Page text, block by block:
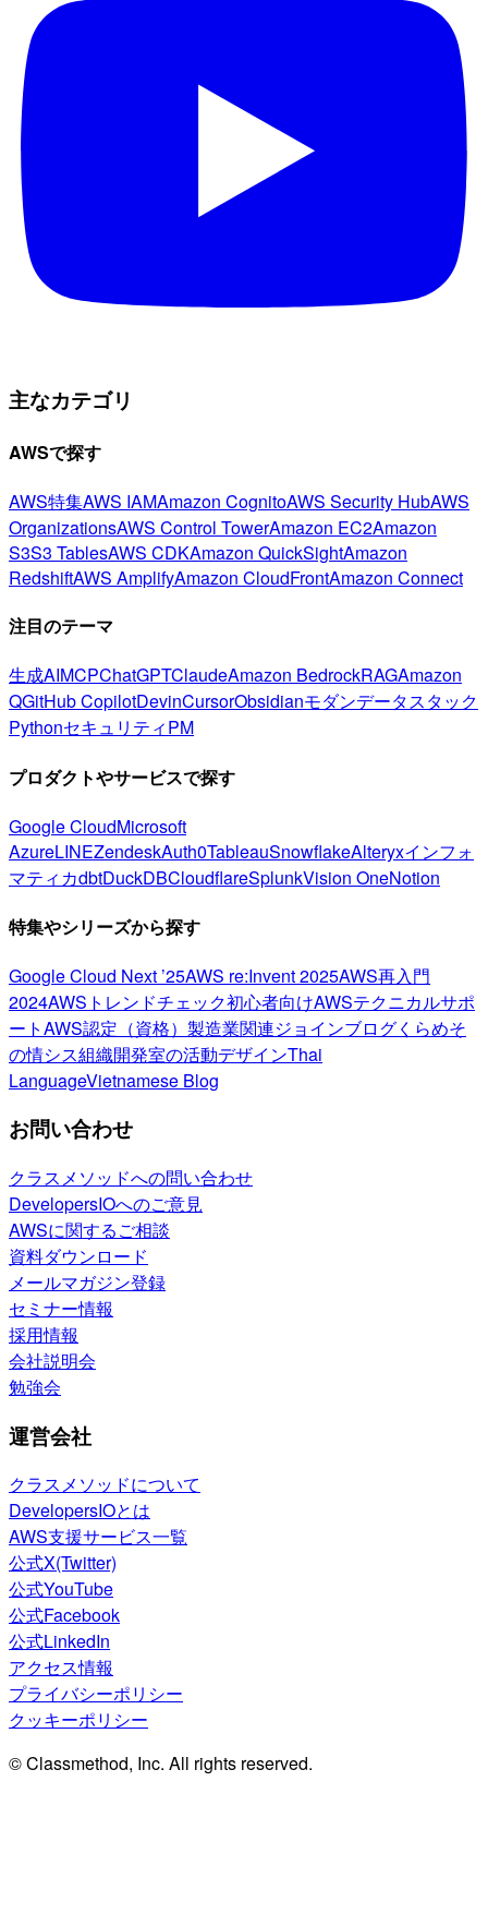
主なカテゴリ
AWSで探す
AWS特集AWS IAMAmazon CognitoAWS Security HubAWS
OrganizationsAWS Control TowerAmazon EC2Amazon
S3S3 TablesAWS CDKAmazon QuickSightAmazon
RedshiftAWS AmplifyAmazon CloudFrontAmazon Connect
注目のテーマ
生成AIMCPChatGPTClaudeAmazon BedrockRAGAmazon
QGitHub CopilotDevinCursorObsidianモダンデータスタック
PythonセキュリティPM
プロダクトやサービスで探す
Google CloudMicrosoft
AzureLINEZendeskAuth0TableauSnowflakeAlteryxインフォ
マティカdbtDuckDBCloudflareSplunkVision OneNotion
特集やシリーズから探す
Google Cloud Next ’25AWS re:Invent 2025AWS再入門
2024AWSトレンドチェック初心者向けAWSテクニカルサポ
ートAWS認定（資格） 製造業関連ジョインブログくらめそ
の情シス組織開発室の活動デザインThai
LanguageVietnamese Blog
お問い合わせ
クラスメソッドへの問い合わせ
DevelopersIOへのご意見
AWSに関するご相談
資料ダウンロード
メールマガジン登録
セミナー情報
採用情報
会社説明会
勉強会
運営会社
クラスメソッドについて
DevelopersIOとは
AWS支援サービス一覧
公式X(Twitter)
公式YouTube
公式Facebook
公式LinkedIn
アクセス情報
プライバシーポリシー
クッキーポリシー
© Classmethod, Inc. All rights reserved.